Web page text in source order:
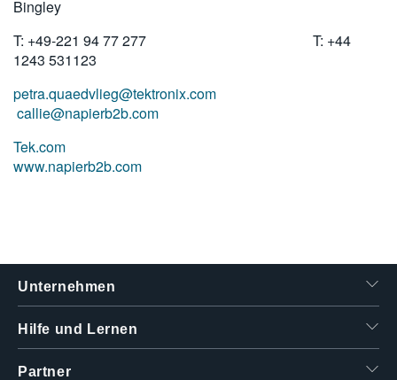
Bingley
T: +49-221 94 77 277 T: +44
1243 531123
petra.quaedvlieg@tektronix.com
callie@napierb2b.com
Tek.com
www.napierb2b.com
Unternehmen
Hilfe und Lernen
Partner